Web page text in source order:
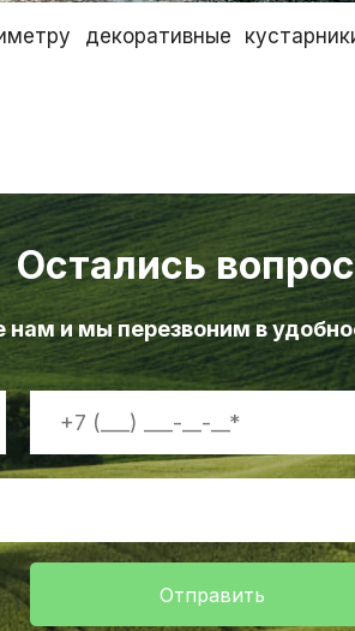
декоративные
Остались
нам и мы перезвоним в
Отправить